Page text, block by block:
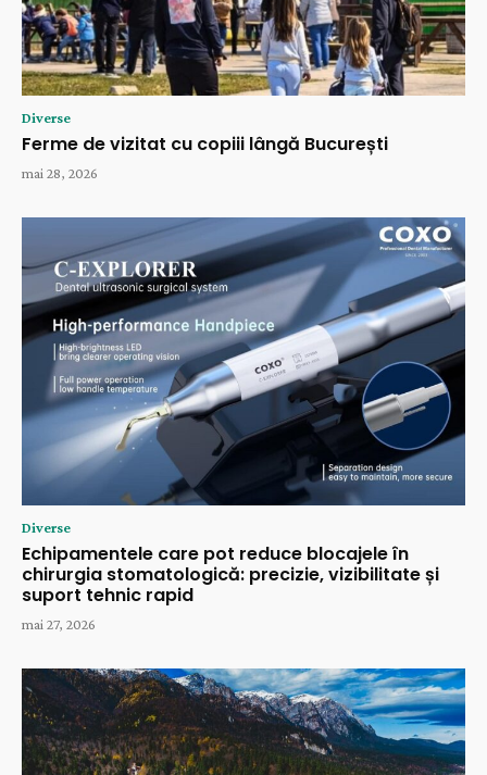
Diverse
Ferme de vizitat cu copiii lângă București
mai 28, 2026
Diverse
Echipamentele care pot reduce blocajele în
chirurgia stomatologică: precizie, vizibilitate și
suport tehnic rapid
mai 27, 2026